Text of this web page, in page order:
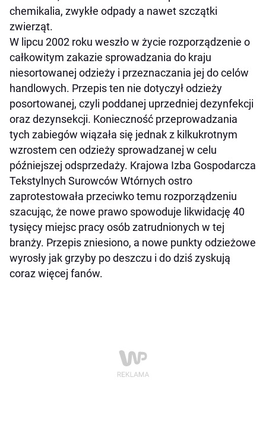
chemikalia, zwykłe odpady a nawet szczątki
zwierząt.
W lipcu 2002 roku weszło w życie rozporządzenie o
całkowitym zakazie sprowadzania do kraju
niesortowanej odzieży i przeznaczania jej do celów
handlowych. Przepis ten nie dotyczył odzieży
posortowanej, czyli poddanej uprzedniej dezynfekcji
oraz dezynsekcji. Konieczność przeprowadzania
tych zabiegów wiązała się jednak z kilkukrotnym
wzrostem cen odzieży sprowadzanej w celu
późniejszej odsprzedaży. Krajowa Izba Gospodarcza
Tekstylnych Surowców Wtórnych ostro
zaprotestowała przeciwko temu rozporządzeniu
szacując, że nowe prawo spowoduje likwidację 40
tysięcy miejsc pracy osób zatrudnionych w tej
branży. Przepis zniesiono, a nowe punkty odzieżowe
wyrosły jak grzyby po deszczu i do dziś zyskują
coraz więcej fanów.